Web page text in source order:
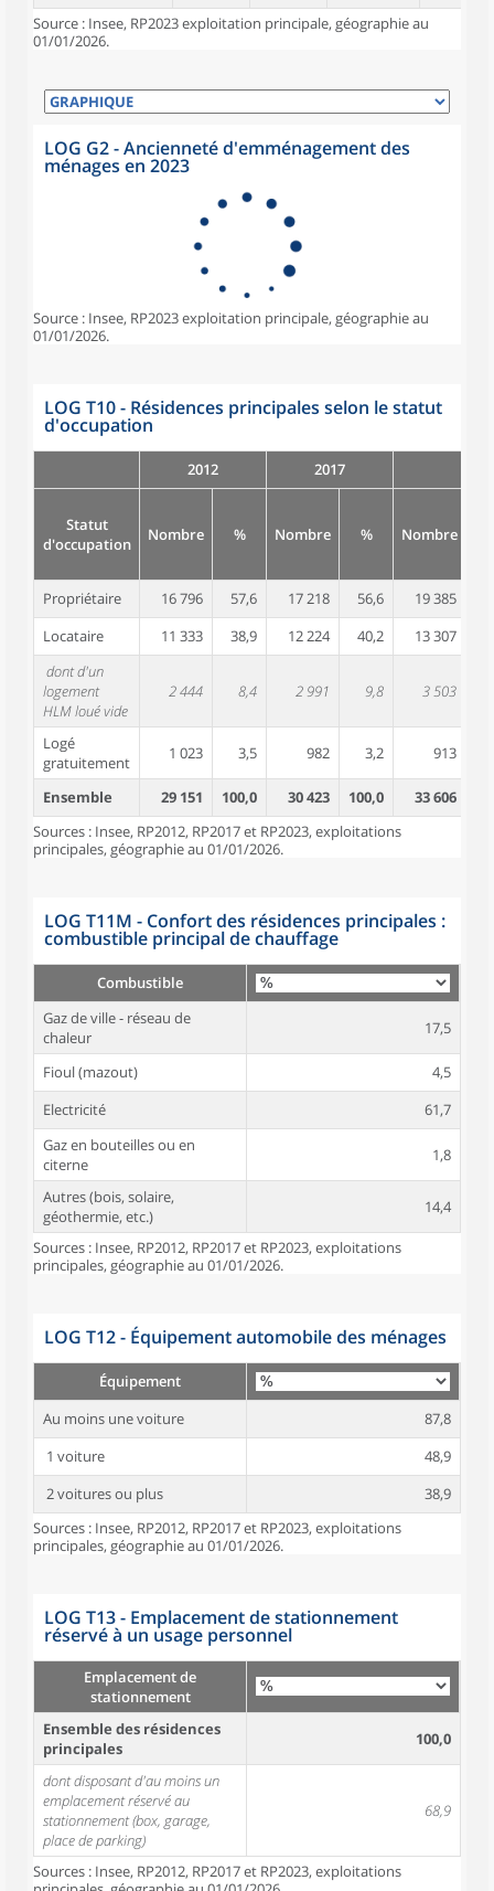
Source : Insee, RP2023 exploitation principale, géographie au
01/01/2026.
LOG G2 - Ancienneté d'emménagement des
ménages en 2023
Source : Insee, RP2023 exploitation principale, géographie au
01/01/2026.
LOG T10 - Résidences principales selon le statut
d'occupation
2012 2017
Statut
d'occupation
Nombre % Nombre % Nombre
Propriétaire 16 796 57,6 17 218 56,6 19 385
Locataire
11 333 38,9 12 224 40,2 13 307
dont d'un
logement
HLM loué vide
2 444 8,4 2 991 9,8 3 503
Logé
gratuitement
1 023 3,5 982 3,2 913
Ensemble 29 151 100,0 30 423 100,0 33 606
Sources : Insee, RP2012, RP2017 et RP2023, exploitations
principales, géographie au 01/01/2026.
LOG T11M - Confort des résidences principales :
combustible principal de chauffage
Combustible
Gaz de ville - réseau de
chaleur
17,5
Fioul (mazout)
4,5
Electricité
61,7
Gaz en bouteilles ou en
citerne
1,8
Autres (bois, solaire,
géothermie, etc.)
14,4
Sources : Insee, RP2012, RP2017 et RP2023, exploitations
principales, géographie au 01/01/2026.
LOG T12 - Équipement automobile des ménages
Équipement
Au moins une voiture
87,8
1 voiture
48,9
2 voitures ou plus
38,9
Sources : Insee, RP2012, RP2017 et RP2023, exploitations
principales, géographie au 01/01/2026.
LOG T13 - Emplacement de stationnement
réservé à un usage personnel
Emplacement de
stationnement
Ensemble des résidences
principales
100,0
dont disposant d'au moins un
emplacement réservé au
stationnement (box, garage,
place de parking)
68,9
Sources : Insee, RP2012, RP2017 et RP2023, exploitations